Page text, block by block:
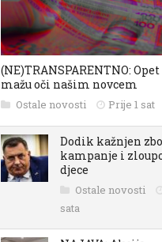
(NE)TRANSPARENTNO:
mažu oči našim novcem
Ostale novosti Prije 1 sat
Dodik kažnjen
kampanje i
djece
Ostale novosti
sata